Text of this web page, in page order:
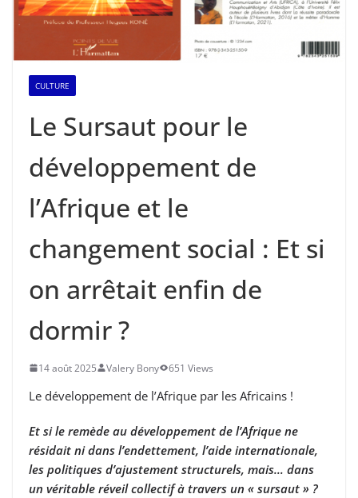
CULTURE
Le Sursaut pour le
développement de
l’Afrique et le
changement social : Et si
on arrêtait enfin de
dormir ?
14 août 2025 Valery Bony 651 Views
Le développement de l’Afrique par les Africains !
Et si le remède au développement de l’Afrique ne
résidait ni dans l’endettement, l’aide internationale,
les politiques d’ajustement structurels, mais… dans
un véritable réveil collectif à travers un « sursaut » ?